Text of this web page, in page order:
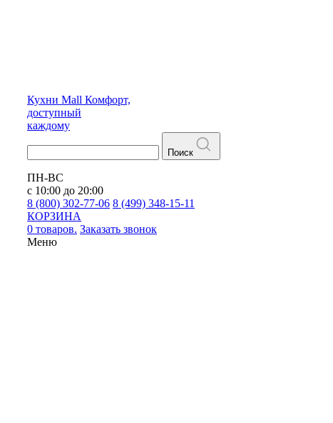
Кухни Mall Комфорт,
доступный
каждому
Поиск
ПН-ВС
с 10:00 до 20:00
8 (800) 302-77-06 8 (499) 348-15-11
КОРЗИНА
0 товаров. Заказать звонок
Меню